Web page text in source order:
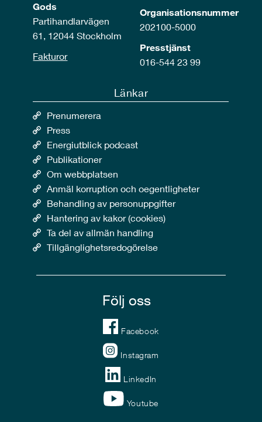
Gods
Partihandlarvägen
61, 12044 Stockholm
Fakturor
Organisationsnummer
202100-5000
Presstjänst
016-544 23 99
Länkar
Prenumerera
Press
Energiutblick podcast
Publikationer
Om webbplatsen
Anmäl korruption och oegentligheter
Behandling av personuppgifter
Hantering av kakor (cookies)
Ta del av allmän handling
Tillgänglighetsredogörelse
Följ oss
Facebook
Instagram
LinkedIn
Youtube